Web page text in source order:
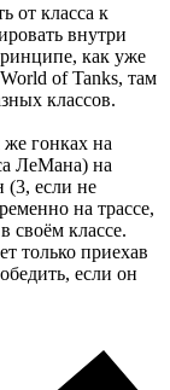
от класса к
внутри
как уже
of Tanks, там
классов.
гонках на
ЛеМана) на
(3, если не
на трассе,
своём классе.
только приехав
если он